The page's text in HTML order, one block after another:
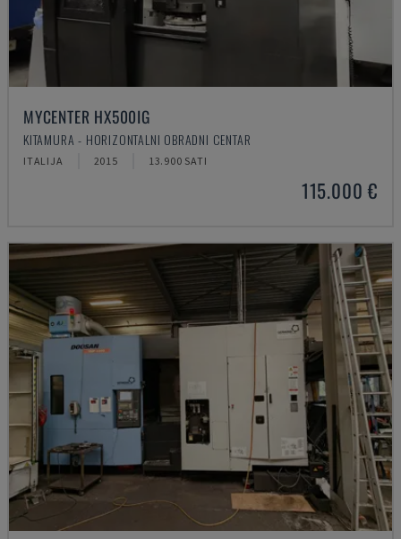
MYCENTER HX500IG
KITAMURA - HORIZONTALNI OBRADNI CENTAR
ITALIJA 2015 13.900 SATI
115.000 €